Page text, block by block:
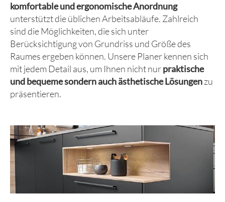
komfortable und ergonomische Anordnung
unterstützt die üblichen Arbeitsabläufe. Zahlreich
sind die Möglichkeiten, die sich unter
Berücksichtigung von Grundriss und Größe des
Raumes ergeben können. Unsere Planer kennen sich
mit jedem Detail aus, um Ihnen nicht nurpraktische
und bequeme sondern auch ästhetische Lösungenzu
präsentieren.